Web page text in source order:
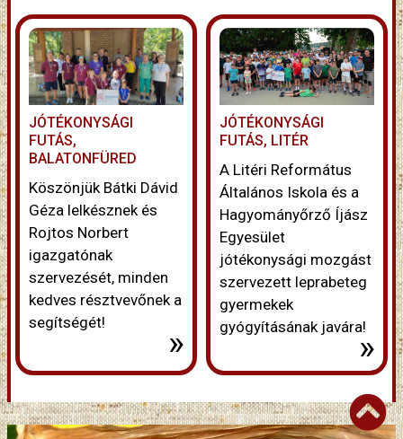
JÓTÉKONYSÁGI
FUTÁS,
BALATONFÜRED
Köszönjük Bátki Dávid
Géza lelkésznek és
Rojtos Norbert
igazgatónak
szervezését, minden
kedves résztvevőnek a
segítségét!
»
JÓTÉKONYSÁGI
FUTÁS, LITÉR
A Litéri Református
Általános Iskola és a
Hagyományőrző Íjász
Egyesület
jótékonysági mozgást
szervezett leprabeteg
gyermekek
gyógyításának javára!
»